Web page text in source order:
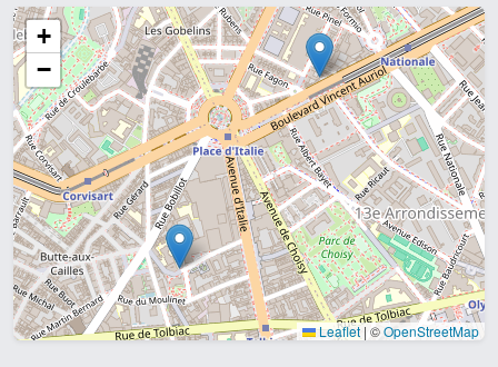
+
−
Leaflet | ©OpenStreetMap